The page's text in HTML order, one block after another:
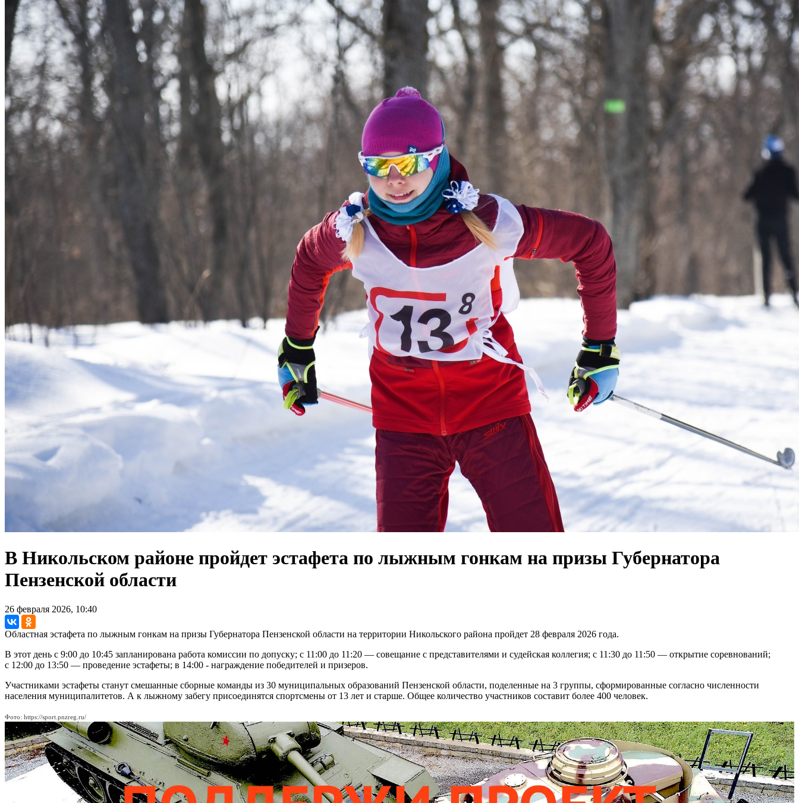
В Никольском районе пройдет эстафета по лыжным гонкам на призы Губернатора
Пензенской области
26 февраля 2026, 10:40
Областная эстафета по лыжным гонкам на призы Губернатора Пензенской области на территории Никольского района пройдет 28 февраля 2026 года.
В этот день с 9:00 до 10:45 запланирована работа комиссии по допуску; с 11:00 до 11:20 — совещание с представителями и судейская коллегия; с 11:30 до 11:50 — открытие соревнований;
с 12:00 до 13:50 — проведение эстафеты; в 14:00 - награждение победителей и призеров.
Участниками эстафеты станут смешанные сборные команды из 30 муниципальных образований Пензенской области, поделенные на 3 группы, сформированные согласно численности
населения муниципалитетов. А к лыжному забегу присоединятся спортсмены от 13 лет и старше. Общее количество участников составит более 400 человек.
Фото: https://sport.pnzreg.ru/